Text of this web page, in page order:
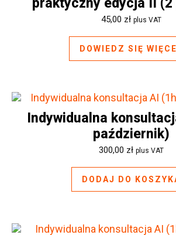
praktyczny edycja II
45,00 zł plus VAT
DOWIEDZ SIĘ
Indywidualna
październik)
300,00 zł plus VAT
DODAJ DO